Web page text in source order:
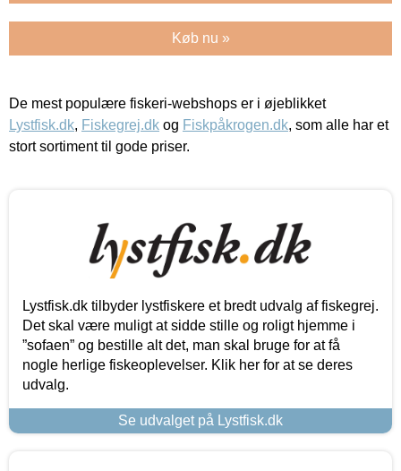
Køb nu »
De mest populære fiskeri-webshops er i øjeblikket
Lystfisk.dk, Fiskegrej.dk og Fiskpåkrogen.dk, som alle har et
stort sortiment til gode priser.
Lystfisk.dk tilbyder lystfiskere et bredt udvalg af fiskegrej.
Det skal være muligt at sidde stille og roligt hjemme i
”sofaen” og bestille alt det, man skal bruge for at få
nogle herlige fiskeoplevelser. Klik her for at se deres
udvalg.
Se udvalget på Lystfisk.dk